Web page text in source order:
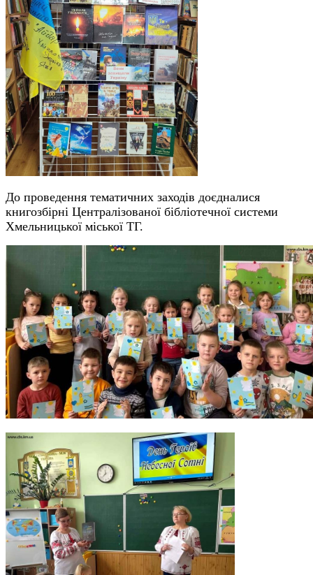
До проведення тематичних заходів доєдналися
книгозбірні Централізованої бібліотечної системи
Хмельницької міської ТГ.